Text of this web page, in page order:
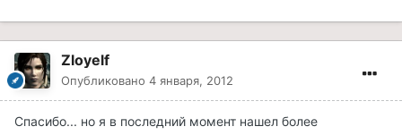
Zloyelf
Опубликовано 4 января, 2012
Спасибо... но я в последний момент нашел более